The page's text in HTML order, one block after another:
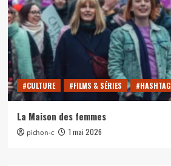
#CULTURE #FILMS & SÉRIES #HASHTAG
La Maison des femmes
pichon-c 1 mai 2026